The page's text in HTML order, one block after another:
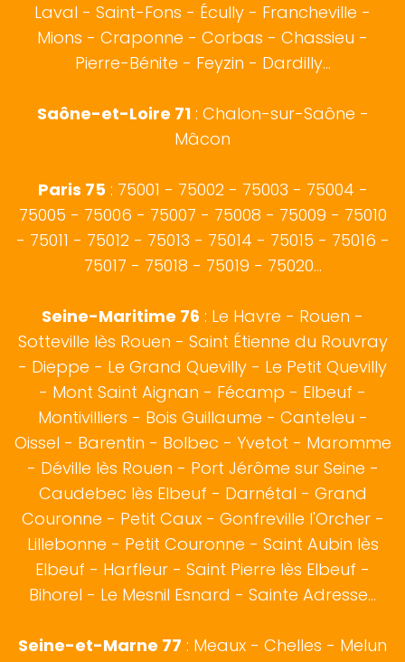
Laval - Saint-Fons - Écully - Francheville -
Mions - Craponne - Corbas - Chassieu -
Pierre-Bénite - Feyzin - Dardilly...
Saône-et-Loire 71: Chalon-sur-Saône -
Mâcon
Paris 75: 75001 - 75002 - 75003 - 75004 -
75005 - 75006 - 75007 - 75008 - 75009 - 75010
- 75011 - 75012 - 75013 - 75014 - 75015 - 75016 -
75017 - 75018 - 75019 - 75020...
Seine-Maritime 76 : Le Havre - Rouen -
Sotteville lès Rouen - Saint Étienne du Rouvray
- Dieppe - Le Grand Quevilly - Le Petit Quevilly
- Mont Saint Aignan - Fécamp - Elbeuf -
Montivilliers - Bois Guillaume - Canteleu -
Oissel - Barentin - Bolbec - Yvetot - Maromme
- Déville lès Rouen - Port Jérôme sur Seine -
Caudebec lès Elbeuf - Darnétal - Grand
Couronne - Petit Caux - Gonfreville l'Orcher -
Lillebonne - Petit Couronne - Saint Aubin lès
Elbeuf - Harfleur - Saint Pierre lès Elbeuf -
Bihorel - Le Mesnil Esnard - Sainte Adresse...
Seine-et-Marne 77 : Meaux - Chelles - Melun